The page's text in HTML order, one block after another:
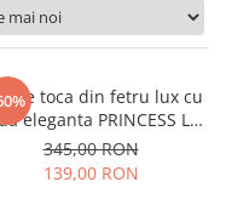
toca din fetru lux cu
eleganta PRINCESS LUX
(MOV) - marime unica,
reglabila
345,00 RON
139,00 RON